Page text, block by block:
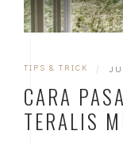
TIPS & TRICK |
CARA
TERALIS